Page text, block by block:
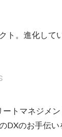
ト。進化して
トマネジメ
DXのお手伝い